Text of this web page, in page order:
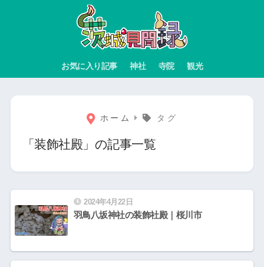
お気に入り記事 神社 寺院 観光
ホーム タグ
「装飾社殿」の記事一覧
2024年4月22日
羽鳥八坂神社の装飾社殿｜桜川市